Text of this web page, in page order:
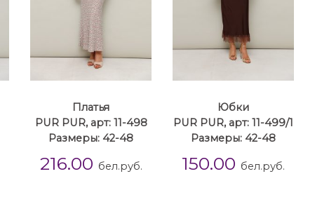
Платья
PUR PUR, арт: 11-498
Размеры: 42-48
216.00 бел.руб.
Юбки
PUR PUR, арт: 11-499/1
Размеры: 42-48
150.00 бел.руб.